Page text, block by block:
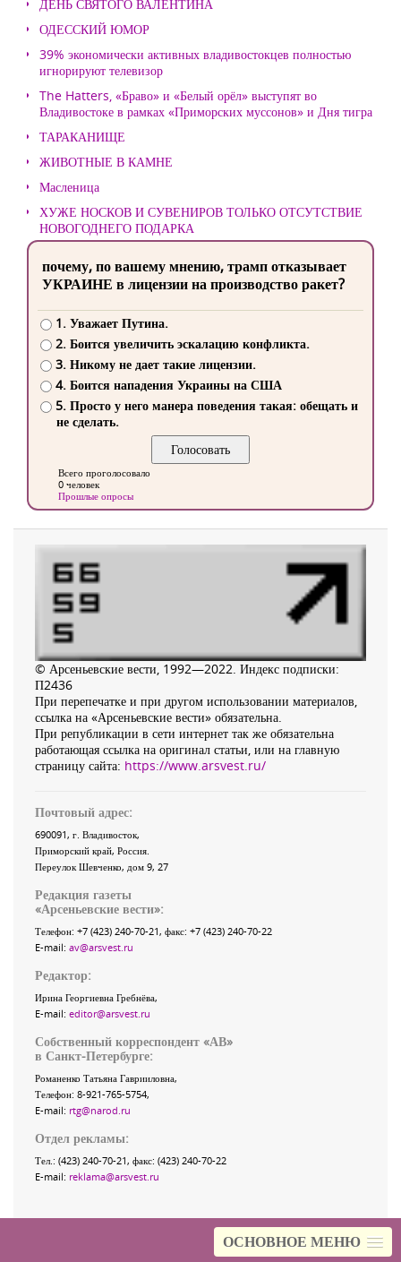
ОСНОВНОЕ МЕНЮ
ДЕНЬ СВЯТОГО ВАЛЕНТИНА
ОДЕССКИЙ ЮМОР
39% экономически активных владивостокцев полностью
игнорируют телевизор
The Hatters, «Браво» и «Белый орёл» выступят во
Владивостоке в рамках «Приморских муссонов» и Дня тигра
ТАРАКАНИЩЕ
ЖИВОТНЫЕ В КАМНЕ
Масленица
ХУЖЕ НОСКОВ И СУВЕНИРОВ ТОЛЬКО ОТСУТСТВИЕ
НОВОГОДНЕГО ПОДАРКА
почему, по вашему мнению, трамп отказывает
УКРАИНЕ в лицензии на производство ракет?
1. Уважает Путина.
2. Боится увеличить эскалацию конфликта.
3. Никому не дает такие лицензии.
4. Боится нападения Украины на США
5. Просто у него манера поведения такая: обещать и
не сделать.
Всего проголосовало
0 человек
Прошлые опросы
© Арсеньевские вести, 1992—2022. Индекс подписки:
П2436
При перепечатке и при другом использовании материалов,
ссылка на «Арсеньевские вести» обязательна.
При републикации в сети интернет так же обязательна
работающая ссылка на оригинал статьи, или на главную
страницу сайта: https://www.arsvest.ru/
Почтовый адрес:
690091, г. Владивосток,
Приморский край, Россия
Переулок Шевченко, дом 9, 27
Редакция газеты
«Арсеньевские вести»:
Телефон: +7 (423) 240-70-21, факс: +7 (423) 240-70-22
E-mail: av@arsvest.ru
Редактор:
Ирина Георгиевна Гребнёва,
E-mail: editor@arsvest.ru
Собственный корреспондент «АВ»
в Санкт-Петербурге:
Романенко Татьяна Гаврииловна,
Телефон: 8-921-765-5754,
E-mail: rtg@narod.ru
Отдел рекламы:
Тел.: (423) 240-70-21, факс: (423) 240-70-22
E-mail: reklama@arsvest.ru